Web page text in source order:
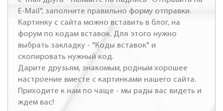
E-Mail", заполните правильно форму отправки.
Картинку с сайта можно вставить в блог, на
форум по кодам вставок. Для этого нужно
выбрать закладку - "Коды вставок" и
скопировать нужный код.
Дарите друзьям, знакомым, родным хорошее
настроение вместе с картинками нашего сайта.
Приходите к нам по чаще - мы рады вас видеть и
ждем вас!